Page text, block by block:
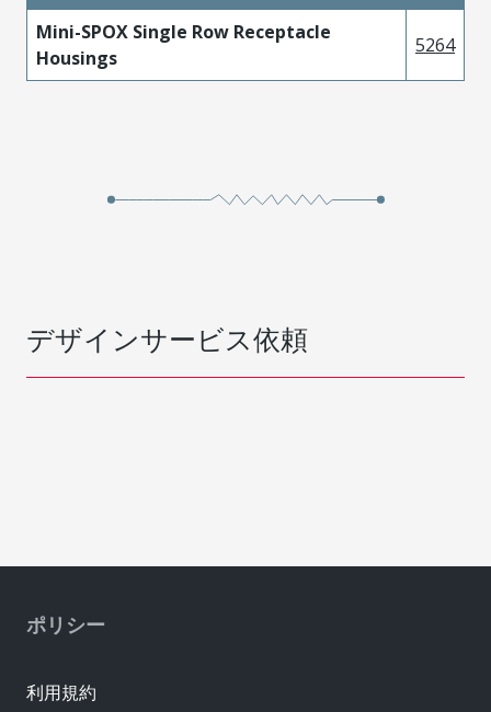
Mini-SPOX Single Row Receptacle
Housings
5264
デザインサービス依頼
ポリシー
利用規約